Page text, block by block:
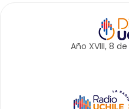
Año XVIII, 8 de